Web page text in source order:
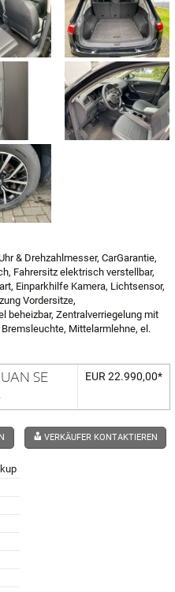
& Drehzahlmesser, CarGarantie,
Fahrersitz elektrisch verstellbar,
Einparkhilfe Kamera, Lichtsensor,
Vordersitze,
beheizbar, Zentralverriegelung mit
Mittelarmlehne, el.
SE
EUR 22.990,00*
VERKÄUFER KONTAKTIEREN